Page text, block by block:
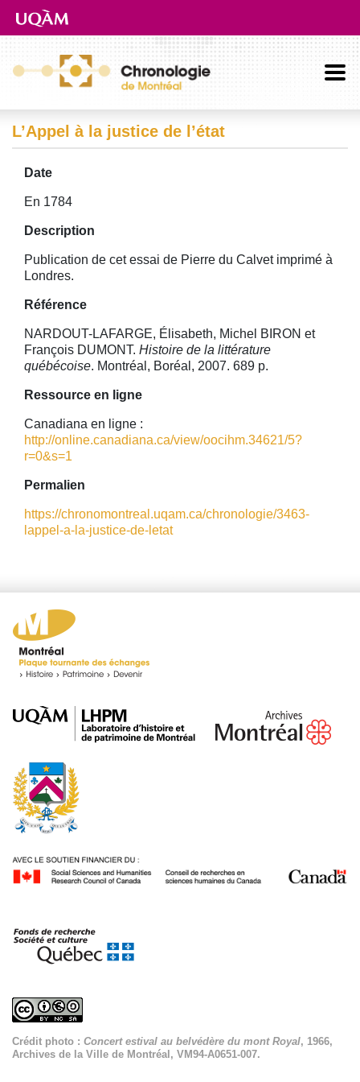
Aller directement au contenu principal
L’Appel à la justice de l’état
Date
En 1784
Description
Publication de cet essai de Pierre du Calvet imprimé à
Londres.
Référence
NARDOUT-LAFARGE, Élisabeth, Michel BIRON et
François DUMONT. Histoire de la littérature
québécoise. Montréal, Boréal, 2007. 689 p.
Ressource en ligne
Canadiana en ligne :
http://online.canadiana.ca/view/oocihm.34621/5?
r=0&s=1
Permalien
https://chronomontreal.uqam.ca/chronologie/3463-
lappel-a-la-justice-de-letat
Crédit photo : Concert estival au belvédère du mont Royal, 1966,
Archives de la Ville de Montréal, VM94-A0651-007.